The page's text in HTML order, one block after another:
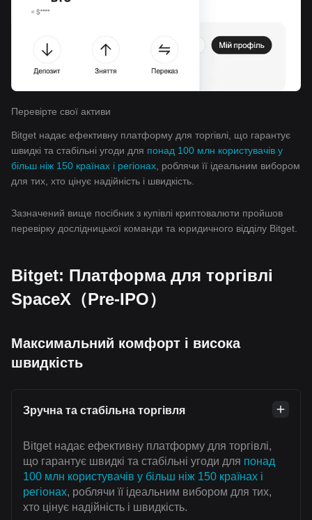
Перевірте свої активи
Bitget надає ефективну платформу для торгівлі, що гарантує
швидкі та стабільні угоди для понад 100 млн користувачів у
більш ніж 150 країнах і регіонах , роблячи її ідеальним вибором
для тих, хто цінує надійність і швидкість.
Зазначений вище посібник з купівлі криптовалюти пройшов
перевірку дослідницької команди та юридичного відділу Bitget.
Bitget: Платформа для торгівлі
SpaceX（Pre-IPO）
Максимальний комфорт і висока
швидкість
Зручна та стабільна торгівля
Bitget надає ефективну платформу для торгівлі,
що гарантує швидкі та стабільні угоди для понад
100 млн користувачів у більш ніж 150 країнах і
регіонах, роблячи її ідеальним вибором для тих,
хто цінує надійність і швидкість.